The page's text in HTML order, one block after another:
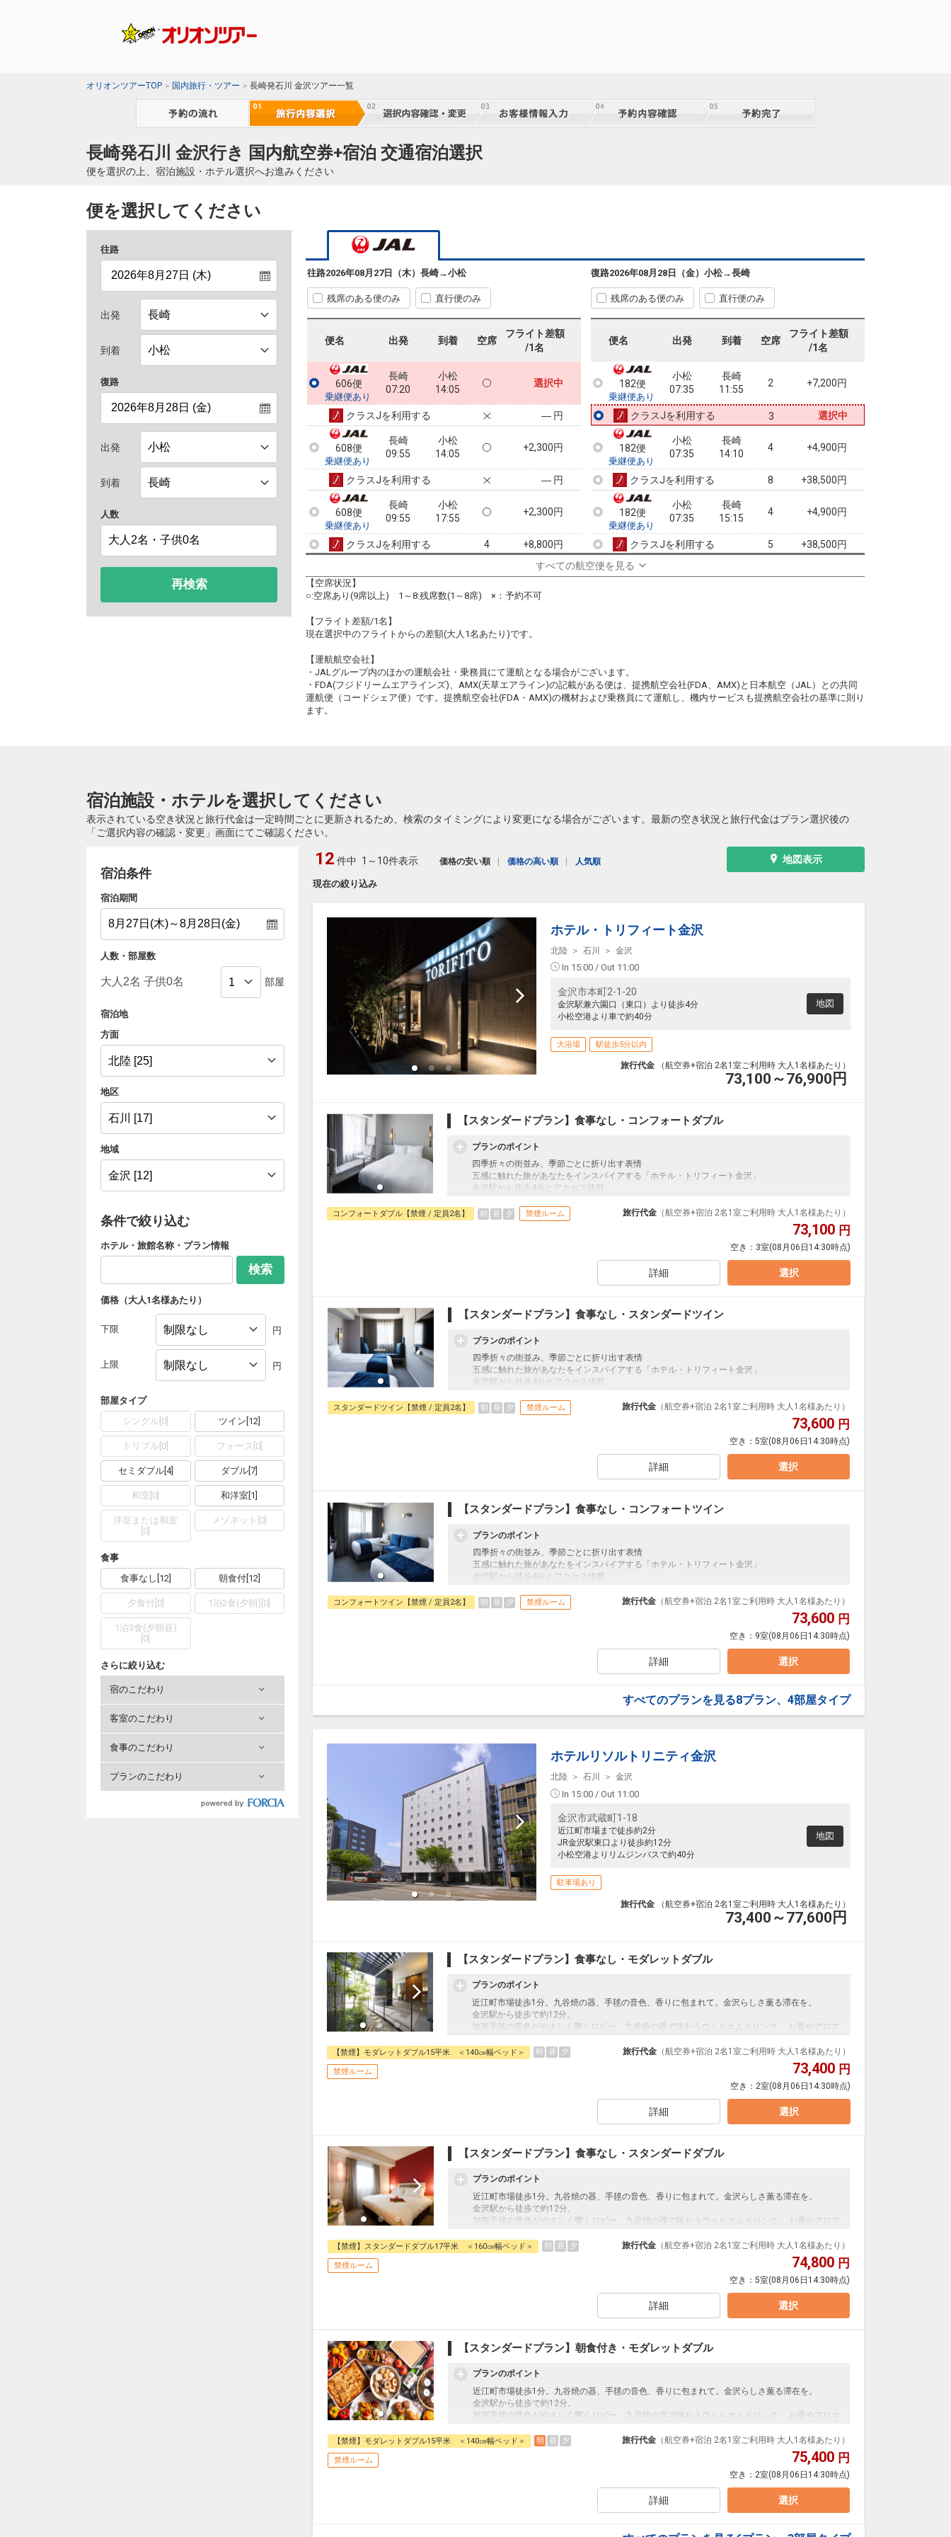
オリオンツアーTOP 国内旅行・ツアー 長崎発石川 金沢ツアー一覧
長崎発石川 金沢行き 国内航空券+宿泊 交通宿泊選択
便を選択の上、宿泊施設・ホテル選択へお進みください
便を選択してください
往路
出発
到着
復路
出発
到着
人数
再検索
往路2026年08月27日（木） 長崎→小松
残席のある便のみ 直行便のみ
便名 出発 到着 空席
フライト差額
/1名
606便
乗継便あり
長崎
07:20
小松
14:05
選択中
クラスJを利用する ― 円
608便
乗継便あり
長崎
09:55
小松
14:05
+2,300円
クラスJを利用する ― 円
608便
乗継便あり
長崎
09:55
小松
17:55
+2,300円
クラスJを利用する 4 +8,800円
610便
乗継便あり
3 +4,000円
610便
乗継便あり
長崎
小松
3 +8,800円
クラスJを利用する 6 +46,400円
612便
長崎
小松
+2,600円
クラスJを利用する
長崎
小松
クラスJを利用する 4 +7,400円
4 +27,800円
復路2026年08月28日（金） 小松→長崎
残席のある便のみ 直行便のみ
便名 出発 到着 空席
フライト差額
/1名
182便
乗継便あり
小松
07:35
長崎
11:55
2 +7,200円
クラスJを利用する 3 選択中
182便
乗継便あり
小松
07:35
長崎
14:10
4 +4,900円
クラスJを利用する 8 +38,500円
182便
乗継便あり
小松
07:35
長崎
15:15
4 +4,900円
クラスJを利用する 5 +38,500円
184便 +7,200円
186便
小松
長崎
+12,000円
小松
長崎
4 +40,800円
クラスJを利用する
すべての航空便を見る
【空席状況】
○:空席あり(9席以上) 1～8:残席数(1～8席) ×：予約不可
【フライト差額/1名】
現在選択中のフライトからの差額(大人1名あたり)です。
【運航航空会社】
・JALグループ内のほかの運航会社・乗務員にて運航となる場合がございます。
・FDA(フジドリームエアラインズ)、AMX(天草エアライン)の記載がある便は、提携航空会社(FDA、AMX)と日本航空（JAL）との共同
運航便（コードシェア便）です。提携航空会社(FDA・AMX)の機材および乗務員にて運航し、機内サービスも提携航空会社の基準に則り
ます。
宿泊施設・ホテルを選択してください
表示されている空き状況と旅行代金は一定時間ごとに更新されるため、検索のタイミングにより変更になる場合がございます。最新の空き状況と旅行代金はプラン選択後の
「ご選択内容の確認・変更」画面にてご確認ください。
宿泊条件
宿泊期間
人数・部屋数
部屋
宿泊地
方面
地区
地域
条件で絞り込む
ホテル・旅館名称・プラン情報
検索
価格（大人1名様あたり）
下限 円
上限 円
部屋タイプ
シングル 0 ツイン 12]
トリプル 0 フォース 0]
セミダブル[ 4] ダブル [7
和室 0 和洋室 1
洋室または和室
0
メゾネット 0
食事
食事なし 12] 朝食付[ 12]
夕食付 0] 1泊2食(夕朝) 0
1泊3食(夕朝昼)
0
さらに絞り込む
宿のこだわり
客室のこだわり
食事のこだわり
プランのこだわり
地図表示
現在の絞り込み
12 件中 1～10件表示 価格の安い順 価格の高い順 人気順
ホテル・トリフィート金沢
北陸 石川 金沢
In 15:00 / Out 11:00
金沢市本町2-1-20
金沢駅兼六園口（東口）より徒歩4分
小松空港より車で約40分
地図
大浴場 駅徒歩5分以内
旅行代金 （航空券+宿泊 2名1室ご利用時 大人1名様あたり）
73,100～76,900 円
【スタンダードプラン】食事なし・コンフォートダブル
プランのポイント
四季折々の街並み、季節ごとに折り出す表情
五感に触れた旅があなたをインスパイアする「ホテル・トリフィート金沢」
金沢駅から徒歩4分とアクセス抜群。
コンフォートダブル【禁煙 / 定員2名】 朝 昼 夕 禁煙ルーム 旅行代金 （航空券+宿泊 2名1室ご利用時 大人1名様あたり）
73,100 円
空き： 3室(08月06日14:30時点)
詳細 選択
【スタンダードプラン】食事なし・スタンダードツイン
プランのポイント
四季折々の街並み、季節ごとに折り出す表情
五感に触れた旅があなたをインスパイアする「ホテル・トリフィート金沢」
金沢駅から徒歩4分とアクセス抜群。
スタンダードツイン【禁煙 / 定員2名】 朝 昼 夕 禁煙ルーム 旅行代金 （航空券+宿泊 2名1室ご利用時 大人1名様あたり）
73,600 円
空き： 5室(08月06日14:30時点)
詳細 選択
【スタンダードプラン】食事なし・コンフォートツイン
プランのポイント
四季折々の街並み、季節ごとに折り出す表情
五感に触れた旅があなたをインスパイアする「ホテル・トリフィート金沢」
金沢駅から徒歩4分とアクセス抜群。
コンフォートツイン【禁煙 / 定員2名】 朝 昼 夕 禁煙ルーム 旅行代金 （航空券+宿泊 2名1室ご利用時 大人1名様あたり）
73,600 円
空き： 9室(08月06日14:30時点)
詳細 選択
すべてのプランを見る8プラン、4部屋タイプ
ホテルリソルトリニティ金沢
北陸 石川 金沢
In 15:00 / Out 11:00
金沢市武蔵町1-18
近江町市場まで徒歩約2分
JR金沢駅東口より徒歩約12分
小松空港よりリムジンバスで約40分
地図
駐車場あり
旅行代金 （航空券+宿泊 2名1室ご利用時 大人1名様あたり）
73,400～77,600 円
【スタンダードプラン】食事なし・モダレットダブル
プランのポイント
近江町市場徒歩1分。九谷焼の器、手毬の音色、香りに包まれて。金沢らしさ薫る滞在を。
金沢駅から徒歩で約12分。
加賀手毬の音色がやさしく響くロビー、九谷焼の器で味わうウェルカムドリンク、 お香やアロマ
ホテルオリジナルのMAPや観光ガイド、九谷焼のガチャ、金箔を添えるコーヒーなど、 感性に響
【禁煙】モダレットダブル15平米 ＜140㎝幅ベッド＞ 朝 昼 夕
禁煙ルーム
旅行代金 （航空券+宿泊 2名1室ご利用時 大人1名様あたり）
73,400 円
空き： 2室(08月06日14:30時点)
詳細 選択
【スタンダードプラン】食事なし・スタンダードダブル
プランのポイント
近江町市場徒歩1分。九谷焼の器、手毬の音色、香りに包まれて。金沢らしさ薫る滞在を。
金沢駅から徒歩で約12分。
加賀手毬の音色がやさしく響くロビー、九谷焼の器で味わうウェルカムドリンク、 お香やアロマ
ホテルオリジナルのMAPや観光ガイド、九谷焼のガチャ、金箔を添えるコーヒーなど、 感性に響
【禁煙】スタンダードダブル17平米 ＜160㎝幅ベッド＞ 朝 昼 夕
禁煙ルーム
旅行代金 （航空券+宿泊 2名1室ご利用時 大人1名様あたり）
74,800 円
空き： 5室(08月06日14:30時点)
詳細 選択
【スタンダードプラン】朝食付き・モダレットダブル
プランのポイント
近江町市場徒歩1分。九谷焼の器、手毬の音色、香りに包まれて。金沢らしさ薫る滞在を。
金沢駅から徒歩で約12分。
加賀手毬の音色がやさしく響くロビー、九谷焼の器で味わうウェルカムドリンク、 お香やアロマ
ホテルオリジナルのMAPや観光ガイド、九谷焼のガチャ、金箔を添えるコーヒーなど、 感性に響
金沢の台所”近江町市場”直送の朝食は、加賀の新鮮な食材をふんだんに取り入れた、約30種類の
【禁煙】モダレットダブル15平米 ＜140㎝幅ベッド＞ 朝 昼 夕
禁煙ルーム
旅行代金 （航空券+宿泊 2名1室ご利用時 大人1名様あたり）
75,400 円
空き： 2室(08月06日14:30時点)
詳細 選択